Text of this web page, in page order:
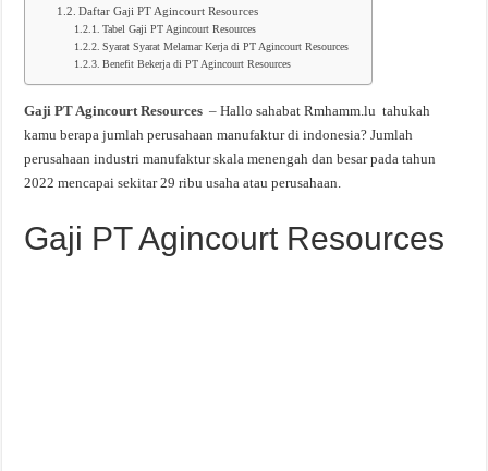
Daftar Gaji PT Agincourt Resources
Tabel Gaji PT Agincourt Resources
Syarat Syarat Melamar Kerja di PT Agincourt Resources
Benefit Bekerja di PT Agincourt Resources
Gaji PT Agincourt Resources – Hallo sahabat Rmhamm.lu tahukah
kamu berapa jumlah perusahaan manufaktur di indonesia? Jumlah
perusahaan industri manufaktur skala menengah dan besar pada tahun
2022 mencapai sekitar 29 ribu usaha atau perusahaan.
Gaji PT Agincourt Resources